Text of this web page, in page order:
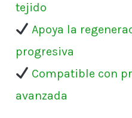
tejido
Apoya la
progresiva
Compatible con
avanzada